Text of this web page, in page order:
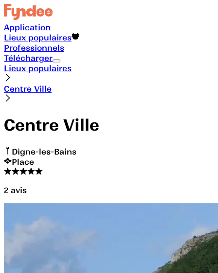
Application
Lieux populaires
Professionnels
Télécharger
Lieux populaires
Centre Ville
Centre Ville
Digne-les-Bains
Place
2 avis